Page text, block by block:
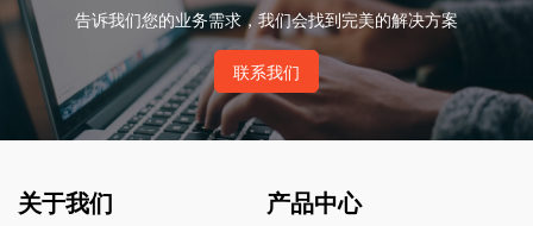
告诉我们您的业务需求，我们会找到完美的解决方案
联系我们
关于我们 产品中心